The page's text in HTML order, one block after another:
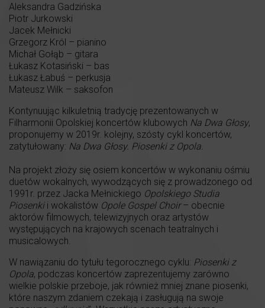
Aleksandra Gadzińska
Piotr Jurkowski
Jacek Mełnicki
Grzegorz Król – pianino
Michał Gołąb – gitara
Łukasz Kotasiński – bas
Łukasz Łabuś – perkusja
Mateusz Wilk – saksofon
Kontynuując kilkuletnią tradycję prezentowanych w
Filharmonii Opolskiej koncertów klubowych Na Dwa Głosy,
proponujemy w 2019r. kolejny, szósty cykl koncertów,
zatytułowany: Na Dwa Głosy. Piosenki z Opola.
Na projekt złoży się osiem koncertów w wykonaniu ośmiu
duetów wokalnych, wywodzących się z prowadzonego od
1991r. przez Jacka Mełnickiego Opolskiego Studia
Piosenkii wokalistów Opole Gospel Choir– obecnie
aktorów filmowych, telewizyjnych oraz artystów
występujących na krajowych scenach teatralnych i
musicalowych.
W nawiązaniu do tytułu tegorocznego cyklu: Piosenki z
Opola, podczas koncertów zaprezentujemy zarówno
wielkie polskie przeboje, jak również mniej znane piosenki,
które naszym zdaniem czekają i zasługują na swoje